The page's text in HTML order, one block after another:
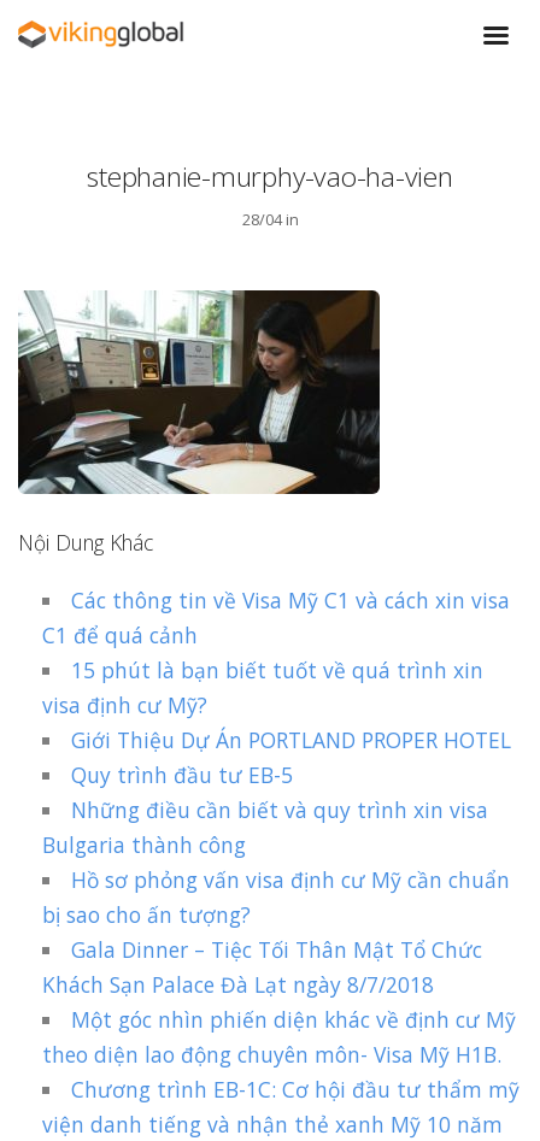
stephanie-murphy-vao-ha-vien
28/04 in
Nội Dung Khác
Các thông tin về Visa Mỹ C1 và cách xin visa
C1 để quá cảnh
15 phút là bạn biết tuốt về quá trình xin
visa định cư Mỹ?
Giới Thiệu Dự Án PORTLAND PROPER HOTEL
Quy trình đầu tư EB-5
Những điều cần biết và quy trình xin visa
Bulgaria thành công
Hồ sơ phỏng vấn visa định cư Mỹ cần chuẩn
bị sao cho ấn tượng?
Gala Dinner – Tiệc Tối Thân Mật Tổ Chức
Khách Sạn Palace Đà Lạt ngày 8/7/2018
Một góc nhìn phiến diện khác về định cư Mỹ
theo diện lao động chuyên môn- Visa Mỹ H1B.
Chương trình EB-1C: Cơ hội đầu tư thẩm mỹ
viện danh tiếng và nhận thẻ xanh Mỹ 10 năm